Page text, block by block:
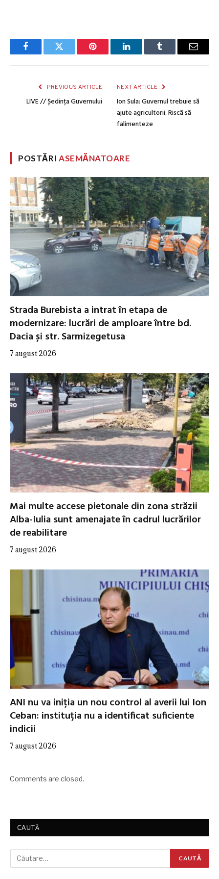
FacebookTwitter Pinterest LinkedInTumblr Email
PREVIOUS ARTICLE
LIVE // Ședința Guvernului
NEXT ARTICLE
Ion Sula: Guvernul trebuie să
ajute agricultorii. Riscă să
falimenteze
POSTĂRIASEMĂNATOARE
Strada Burebista a intrat în etapa de
modernizare: lucrări de amploare între bd.
Dacia și str. Sarmizegetusa
7 august 2026
Mai multe accese pietonale din zona străzii
Alba-Iulia sunt amenajate în cadrul lucrărilor
de reabilitare
7 august 2026
ANI nu va iniția un nou control al averii lui Ion
Ceban: instituția nu a identificat suficiente
indicii
7 august 2026
Comments are closed.
CAUTĂ